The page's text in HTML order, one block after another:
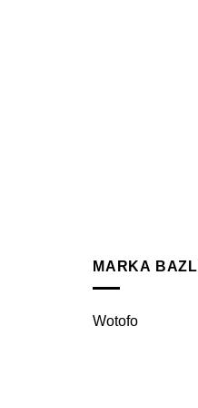
MARKA BAZLI
Wotofo